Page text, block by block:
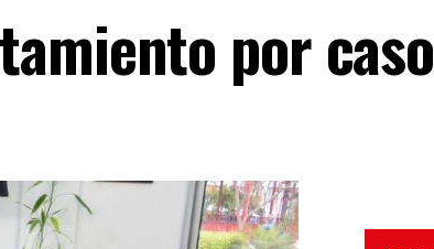
por caso